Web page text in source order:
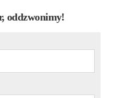
oddzwonimy!